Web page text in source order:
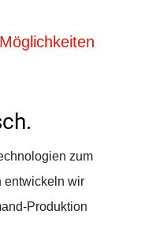
zum
entwickeln wir
Produktion